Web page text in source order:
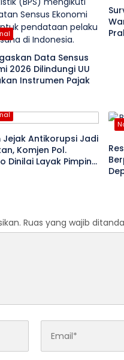
Data Sensus
2026 Dilindungi UU
Instrumen Pajak
Jejak Antikorupsi Jadi
Komjen Pol.
Dinilai Layak Pimpin
Ruas yang wajib